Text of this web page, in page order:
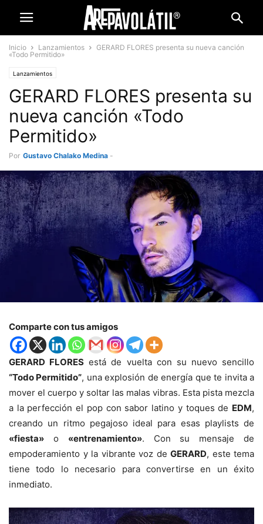
Inicio Lanzamientos
GERARD FLORES presenta su nueva canción
«Todo Permitido»
Lanzamientos
GERARD FLORES presenta su
nueva canción «Todo
Permitido»
Por Gustavo Chalako Medina -
Comparte con tus amigos
GERARD FLORES está de vuelta con su nuevo sencillo
“Todo Permitido”, una explosión de energía que te invita a
mover el cuerpo y soltar las malas vibras. Esta pista mezcla
a la perfección el pop con sabor latino y toques de EDM,
creando un ritmo pegajoso ideal para esas playlists de
«fiesta» o «entrenamiento». Con su mensaje de
empoderamiento y la vibrante voz de GERARD, este tema
tiene todo lo necesario para convertirse en un éxito
inmediato.